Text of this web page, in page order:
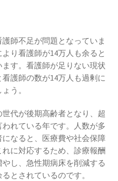
師不足が問題となっていま
り看護師が14万人も余ると
す。看護師が足りない現状
護師の数が14万人も過剰に
う。
代が後期高齢者となり、超
れている年です。人数が多
なると、医療費や社会保障
に対応するため、診療報酬
し、急性期病床を削減する
とされているのです。